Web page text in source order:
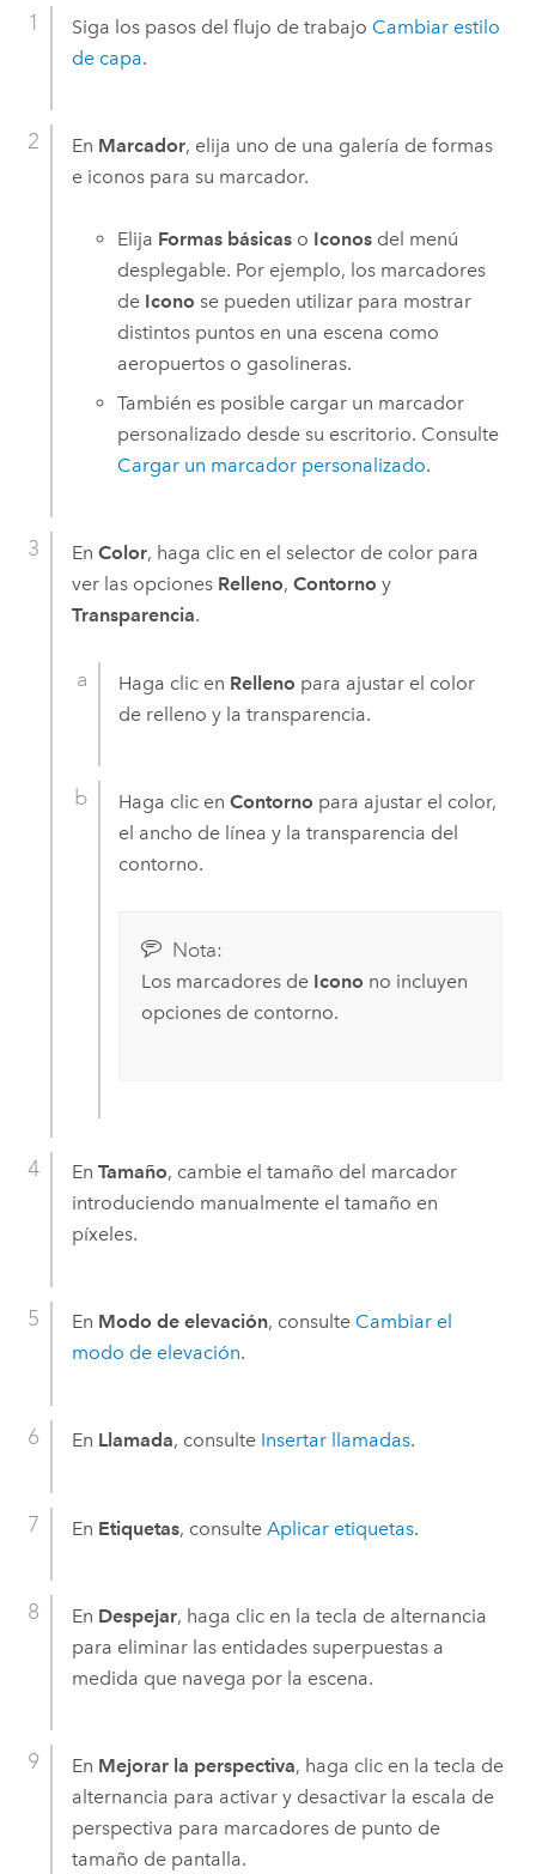
Siga los pasos del flujo de trabajo Cambiar estilo
de capa.
En Marcador, elija uno de una galería de formas
e iconos para su marcador.
Elija Formas básicas o Iconos del menú
desplegable. Por ejemplo, los marcadores
de Icono se pueden utilizar para mostrar
distintos puntos en una escena como
aeropuertos o gasolineras.
También es posible cargar un marcador
personalizado desde su escritorio. Consulte
Cargar un marcador personalizado.
En Color, haga clic en el selector de color para
ver las opciones Relleno, Contorno y
Transparencia.
Haga clic en Relleno para ajustar el color
de relleno y la transparencia.
Haga clic enContorno para ajustar el color,
el ancho de línea y la transparencia del
contorno.
Nota:
Los marcadores de Icono no incluyen
opciones de contorno.
En Tamaño, cambie el tamaño del marcador
introduciendo manualmente el tamaño en
píxeles.
En Modo de elevación, consulte Cambiar el
modo de elevación.
En Llamada, consulte Insertar llamadas.
En Etiquetas, consulte Aplicar etiquetas.
En Despejar, haga clic en la tecla de alternancia
para eliminar las entidades superpuestas a
medida que navega por la escena.
En Mejorar la perspectiva, haga clic en la tecla de
alternancia para activar y desactivar la escala de
perspectiva para marcadores de punto de
tamaño de pantalla.